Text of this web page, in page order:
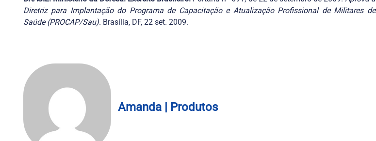
Diretriz para Implantação do Programa de Capacitação e Atualização Profissional de Militares de
Saúde (PROCAP/Sau). Brasília, DF, 22 set. 2009.
Amanda | Produtos